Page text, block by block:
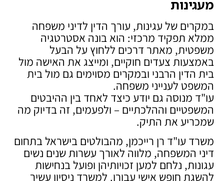
מעגינות
במקרים של עגינות, עורך הדין לדיני משפחה
ממלא תפקיד מרכזי: הוא בונה אסטרטגיה
משפטית, מאתר דרכים ללחוץ על הבעל
באמצעות צעדים חוקיים, ומייצג את האישה מול
בית הדין הרבני ובמקרים מסוימים גם מול בית
המשפט לענייני משפחה.
עו"ד מנוסה גם יודע כיצד לאחד בין ההיבטים
המשפטיים וההלכתיים – ולפעמים, זה בדיוק מה
שמכריע את התיק.
משרד עו"ד רן רייכמן, מהבולטים בישראל בתחום
דיני המשפחה, מלווה לאורך עשרות שנים נשים
עגונות, נלחם למען זכויותיהן ופועל בנחישות
להשגת חופש אישי עבורן. למשרד ניסיון עשיר